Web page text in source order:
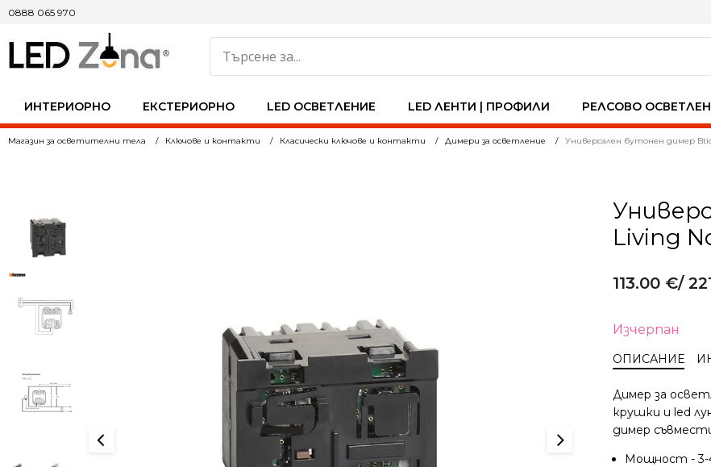
ИНТЕРИОРНО ЕКСТЕРИОРНО LED ОСВЕТЛЕНИЕ LED ЛЕНТИ | ПРОФИЛИ РЕЛСОВО
0888 065 970
Магазин за осветителни тела Ключове и контакти Класически ключове и контакти Димери за осветление Универсален бутонен димер
Living
113.00 €/
Изчерпан
ОПИСАНИЕ
Димер за
крушки и led
димер
Мощност - 3-